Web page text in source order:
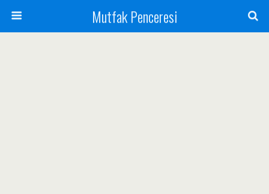
Mutfak Penceresi